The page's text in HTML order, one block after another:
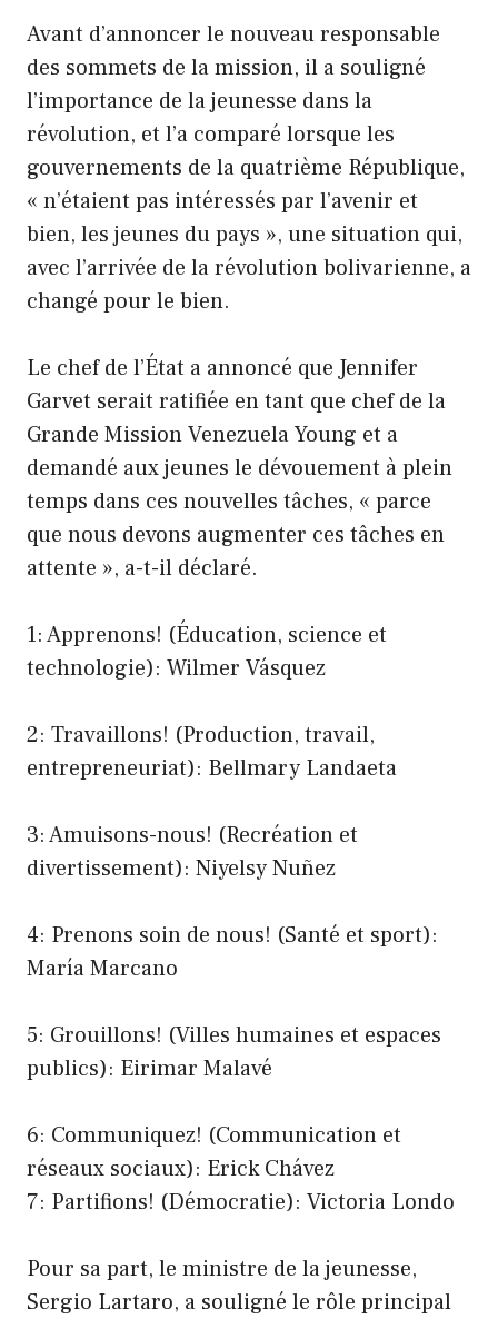
Avant d’annoncer le nouveau responsable
des sommets de la mission, il a souligné
l’importance de la jeunesse dans la
révolution, et l’a comparé lorsque les
gouvernements de la quatrième République,
« n’étaient pas intéressés par l’avenir et
bien, les jeunes du pays », une situation qui,
avec l’arrivée de la révolution bolivarienne, a
changé pour le bien.
Le chef de l’État a annoncé que Jennifer
Garvet serait ratifiée en tant que chef de la
Grande Mission Venezuela Young et a
demandé aux jeunes le dévouement à plein
temps dans ces nouvelles tâches, « parce
que nous devons augmenter ces tâches en
attente », a-t-il déclaré.
1: Apprenons! (Éducation, science et
technologie): Wilmer Vásquez
2: Travaillons! (Production, travail,
entrepreneuriat): Bellmary Landaeta
3: Amuisons-nous! (Recréation et
divertissement): Niyelsy Nuñez
4: Prenons soin de nous! (Santé et sport):
María Marcano
5: Grouillons! (Villes humaines et espaces
publics): Eirimar Malavé
6: Communiquez! (Communication et
réseaux sociaux): Erick Chávez
7: Partifions! (Démocratie): Victoria Londo
Pour sa part, le ministre de la jeunesse,
Sergio Lartaro, a souligné le rôle principal